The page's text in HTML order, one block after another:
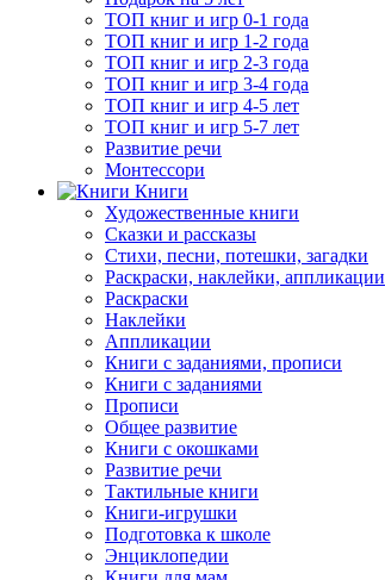
ТОП книг и игр 0-1 года
ТОП книг и игр 1-2 года
ТОП книг и игр 2-3 года
ТОП книг и игр 3-4 года
ТОП книг и игр 4-5 лет
ТОП книг и игр 5-7 лет
Развитие речи
Монтессори
Книги
Художественные книги
Сказки и рассказы
Стихи, песни, потешки, загадки
Раскраски, наклейки, аппликации
Раскраски
Наклейки
Аппликации
Книги с заданиями, прописи
Книги с заданиями
Прописи
Общее развитие
Книги с окошками
Развитие речи
Тактильные книги
Книги-игрушки
Подготовка к школе
Энциклопедии